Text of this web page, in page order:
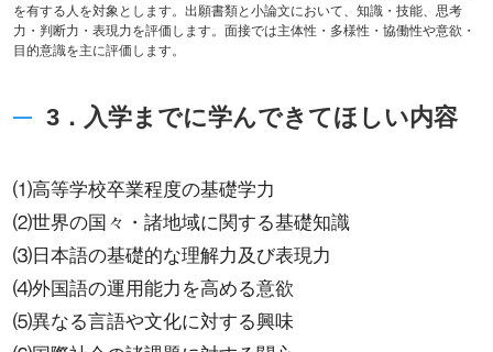
を有する人を対象とします。出願書類と小論文において、知識・技能、思考
力・判断力・表現力を評価します。面接では主体性・多様性・協働性や意欲・
目的意識を主に評価します。
3．入学までに学んできてほしい内容
⑴高等学校卒業程度の基礎学力
⑵世界の国々・諸地域に関する基礎知識
⑶日本語の基礎的な理解力及び表現力
⑷外国語の運用能力を高める意欲
⑸異なる言語や文化に対する興味